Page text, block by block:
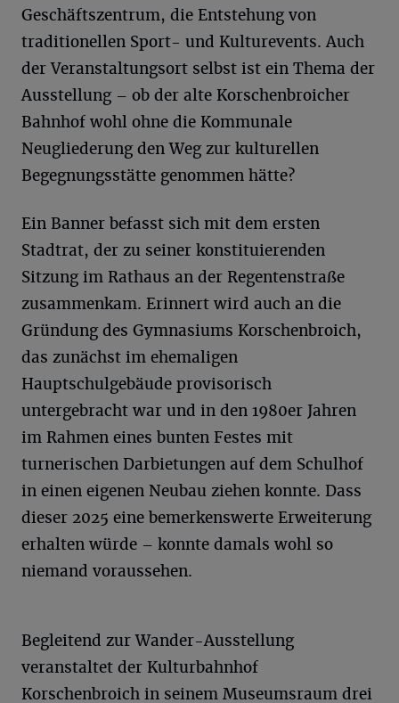
Geschäftszentrum, die Entstehung von
traditionellen Sport- und Kulturevents. Auch
der Veranstaltungsort selbst ist ein Thema der
Ausstellung – ob der alte Korschenbroicher
Bahnhof wohl ohne die Kommunale
Neugliederung den Weg zur kulturellen
Begegnungsstätte genommen hätte?
Ein Banner befasst sich mit dem ersten
Stadtrat, der zu seiner konstituierenden
Sitzung im Rathaus an der Regentenstraße
zusammenkam. Erinnert wird auch an die
Gründung des Gymnasiums Korschenbroich,
das zunächst im ehemaligen
Hauptschulgebäude provisorisch
untergebracht war und in den 1980er Jahren
im Rahmen eines bunten Festes mit
turnerischen Darbietungen auf dem Schulhof
in einen eigenen Neubau ziehen konnte. Dass
dieser 2025 eine bemerkenswerte Erweiterung
erhalten würde – konnte damals wohl so
niemand voraussehen.
Begleitend zur Wander-Ausstellung
veranstaltet der Kulturbahnhof
Korschenbroich in seinem Museumsraum drei